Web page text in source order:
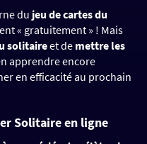
du jeu de cartes du
« gratuitement » ! Mais
solitaireet de mettre les
apprendre encore
en efficacité au prochain
Solitaire en ligne